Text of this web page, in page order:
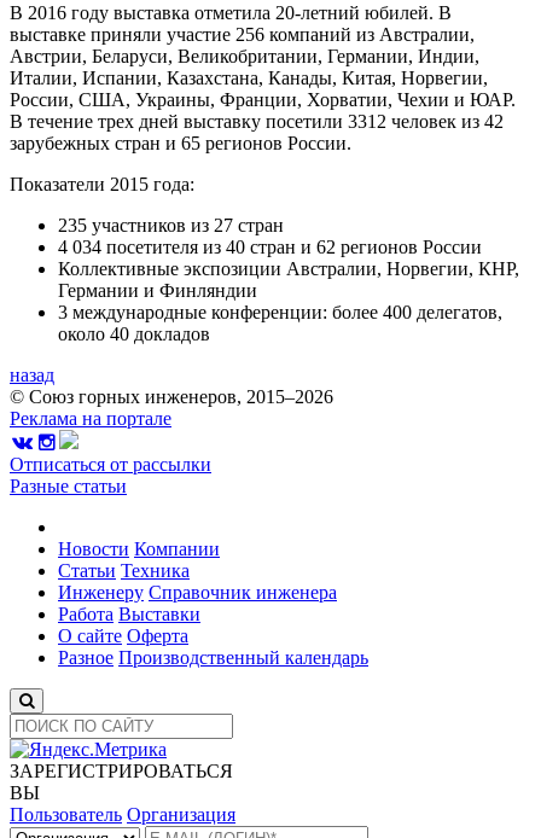
В 2016 году выставка отметила 20-летний юбилей. В
выставке приняли участие 256 компаний из Австралии,
Австрии, Беларуси, Великобритании, Германии, Индии,
Италии, Испании, Казахстана, Канады, Китая, Норвегии,
России, США, Украины, Франции, Хорватии, Чехии и ЮАР.
В течение трех дней выставку посетили 3312 человек из 42
зарубежных стран и 65 регионов России.
Показатели 2015 года:
235 участников из 27 стран
4 034 посетителя из 40 стран и 62 регионов России
Коллективные экспозиции Австралии, Норвегии, КНР,
Германии и Финляндии
3 международные конференции: более 400 делегатов,
около 40 докладов
назад
© Союз горных инженеров, 2015–2026
Реклама на портале
Отписаться от рассылки
Разные статьи
Новости Компании
Статьи Техника
Инженеру Справочник инженера
Работа Выставки
О сайте Оферта
Разное Производственный календарь
ЗАРЕГИСТРИРОВАТЬСЯ
ВЫ
Пользователь Организация